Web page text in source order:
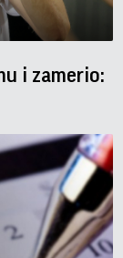
i zamerio: